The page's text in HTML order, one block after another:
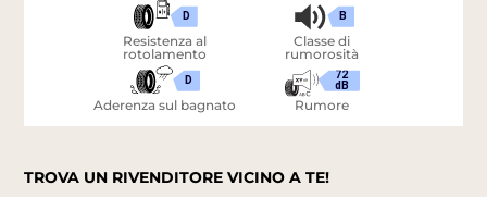
D
Resistenza al
rotolamento
D
Aderenza sul bagnato
B
Classe di
rumorosità
72
dB
Rumore
TROVA UN RIVENDITORE VICINO A TE!